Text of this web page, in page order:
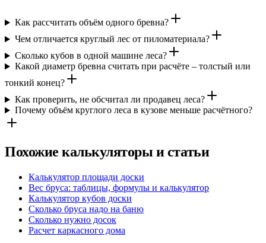
Как рассчитать объём одного бревна?
Чем отличается круглый лес от пиломатериала?
Сколько кубов в одной машине леса?
Какой диаметр бревна считать при расчёте – толстый или
тонкий конец?
Как проверить, не обсчитал ли продавец леса?
Почему объём круглого леса в кузове меньше расчётного?
Похожие калькуляторы и статьи
Калькулятор площади доски
Вес бруса: таблицы, формулы и калькулятор
Калькулятор кубов доски
Сколько бруса надо на баню
Сколько нужно досок
Расчет каркасного дома